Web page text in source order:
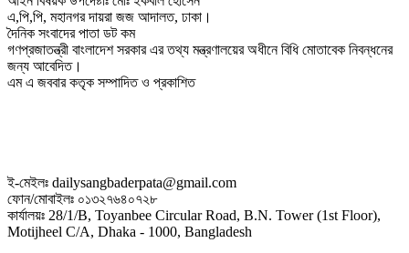
এ,পি,পি, মহানগর দায়রা জজ আদালত, ঢাকা।
দৈনিক সংবাদের পাতা ডট কম
গণপ্রজাতন্ত্রী বাংলাদেশ সরকার এর তথ্য মন্ত্রণালয়ের অধীনে বিধি মোতাবেক নিবন্ধনের
জন্য আবেদিত।
এম এ জববার কতৃক সম্পাদিত ও প্রকাশিত
ই-মেইলঃ dailysangbaderpata@gmail.com
ফোন/মোবাইলঃ ০১৩২৭৬৪০৭২৮
কার্যালয়ঃ 28/1/B, Toyanbee Circular Road, B.N. Tower (1st Floor),
Motijheel C/A, Dhaka - 1000, Bangladesh